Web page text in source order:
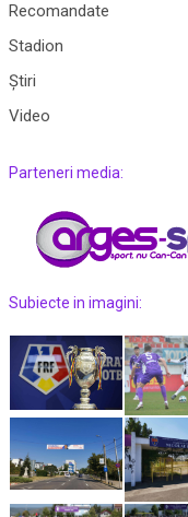
Recomandate
Stadion
Ştiri
Video
Parteneri media:
Subiecte in imagini: